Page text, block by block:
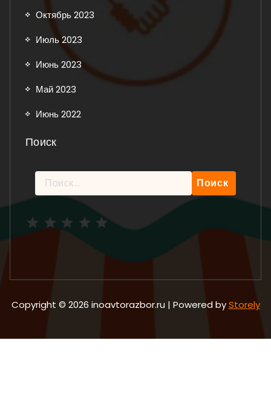
Октябрь 2023
Июль 2023
Июнь 2023
Май 2023
Июнь 2022
Поиск
Найти:
Copyright © 2026 inoavtorazbor.ru | Powered byStorely